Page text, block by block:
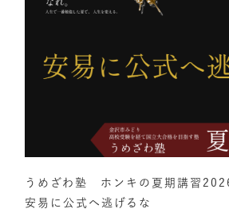
うめざわ塾 ホンキの夏期講習
安易に公式へ逃げるな